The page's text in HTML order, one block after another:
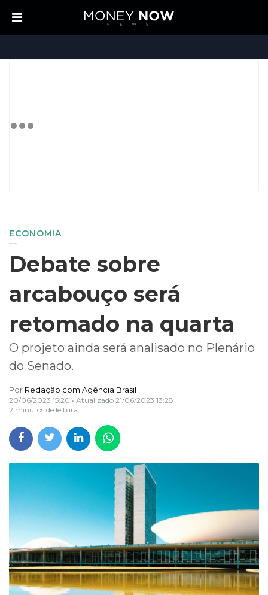
ECONOMIA
Debate sobre
arcabouço será
retomado na quarta
O projeto ainda será analisado no Plenário
do Senado.
Por Redação com Agência Brasil
20/06/2023 15:20 • Atualizado 21/06/2023 13:28
2 minutos de leitura